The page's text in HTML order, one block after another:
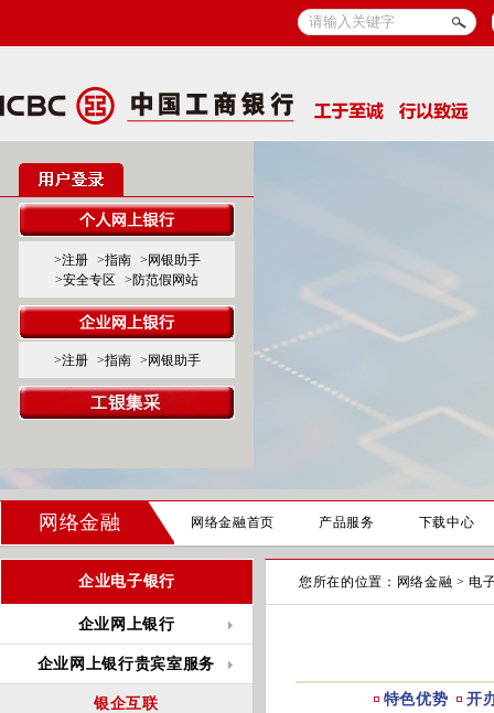
>注册 >指南
>网银助手
>安全专区
>防范假网站
>注册 >指南 >网银助手
网络金融 网络金融首页 产品服务 下载中心
企业电子银行
企业网上银行
企业网上银行贵宾室服务
银企互联
您所在的位置： 网络金融 >电
特色优势 开